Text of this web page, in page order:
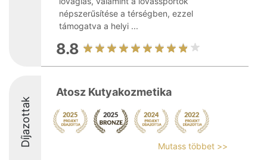
népszerűsítése a térségben, ezzel
támogatva a helyi ...
8.8
Díjazottak
Atosz Kutyakozmetika
Mutass többet >>